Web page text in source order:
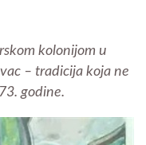
kolonijom u
– tradicija koja ne
godine.